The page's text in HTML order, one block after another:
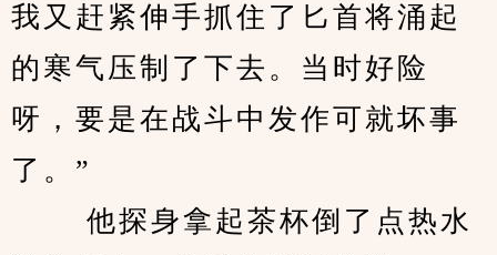
我又赶紧伸手抓住了匕首将涌起
的寒气压制了下去。当时好险
呀，要是在战斗中发作可就坏事
了。”